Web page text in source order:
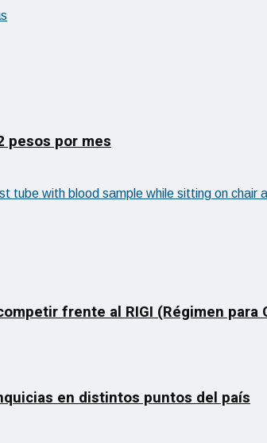
pesos por mes
frente al RIGI (Régimen para
en distintos puntos del país